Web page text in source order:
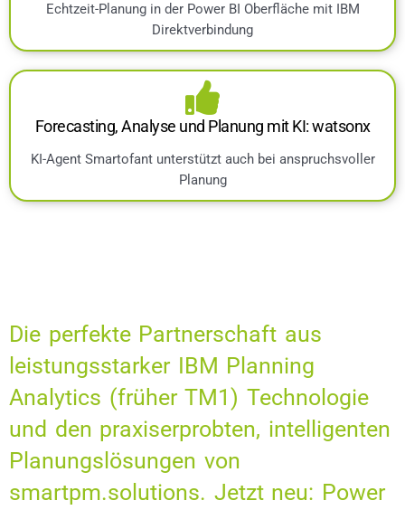
Echtzeit-Planung in der Power BI Oberfläche mit IBM
Direktverbindung
Forecasting, Analyse und Planung mit KI: watsonx
KI-Agent Smartofant unterstützt auch bei anspruchsvoller
Planung
Die perfekte Partnerschaft aus
leistungsstarker IBM Planning
Analytics (früher TM1) Technologie
und den praxiserprobten, intelligenten
Planungslösungen von
smartpm.solutions. Jetzt neu: Power